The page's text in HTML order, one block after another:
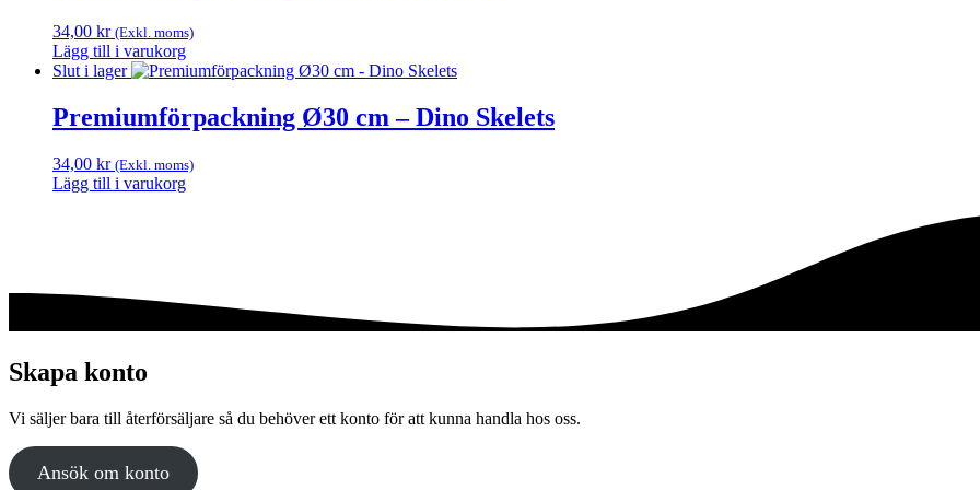
34,00 kr (Exkl. moms)
Lägg till i varukorg
Slut i lager
Premiumförpackning Ø30 cm – Dino Skelets
34,00 kr (Exkl. moms)
Lägg till i varukorg
Skapa konto
Vi säljer bara till återförsäljare så du behöver ett konto för att kunna handla hos oss.
Ansök om konto